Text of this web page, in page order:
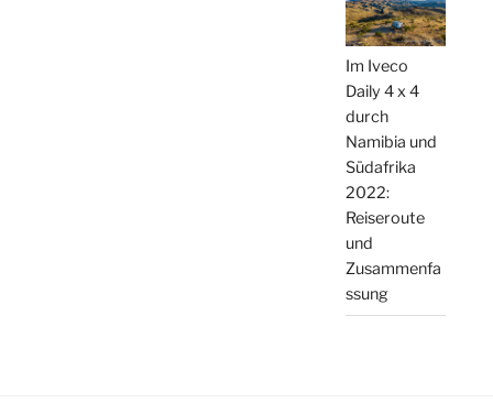
Im Iveco
Daily 4 x 4
durch
Namibia und
Südafrika
2022:
Reiseroute
und
Zusammenfa
ssung